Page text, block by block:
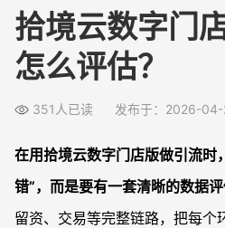
怎么基于数据做阶段性复盘？
如何把数据评估变成团队SOP？
如何快速判断拾境云数字门店版引流
拾境云数字门店版适合做哪些数据复
拾境云数字门
怎么评估？
351人已读 发布于：2026-
在用拾境云数字门店版做引流时
错”，而是要有一套清晰的数据
留资、交易等完整链路，把每个